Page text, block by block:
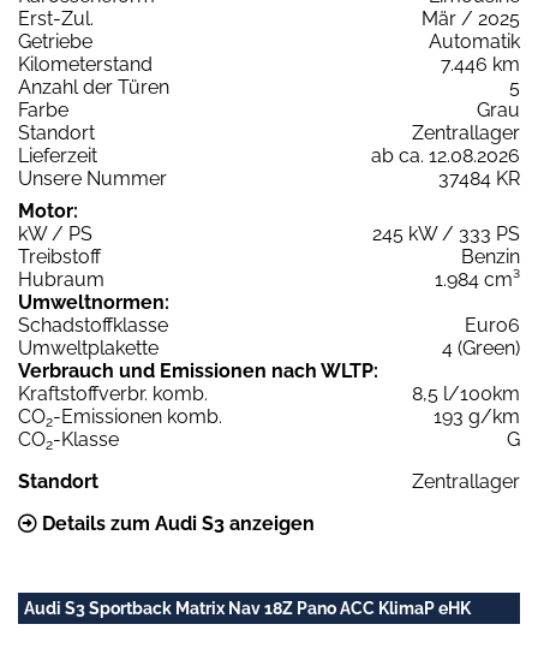
Erst-Zul.
Mär / 2025
Getriebe
Automatik
Kilometerstand
7.446 km
Anzahl der Türen
5
Farbe
Grau
Standort
Zentrallager
Lieferzeit
ab ca. 12.08.2026
Unsere Nummer
37484 KR
Motor:
kW / PS
245 kW / 333 PS
Treibstoff
Benzin
Hubraum
1.984 cm³
Umweltnormen:
Schadstoffklasse
Euro6
Umweltplakette
4 (Green)
Verbrauch und Emissionen nach WLTP:
Kraftstoffverbr. komb.
8,5 l/100km
CO2-Emissionen komb.
193 g/km
CO2-Klasse
G
Standort
Zentrallager
Details zum Audi S3 anzeigen
Audi S3 Sportback Matrix Nav 18Z Pano ACC KlimaP eHK